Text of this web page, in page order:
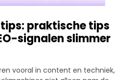
tips: praktische tips
signalen slimmer
vooral in content en techniek,